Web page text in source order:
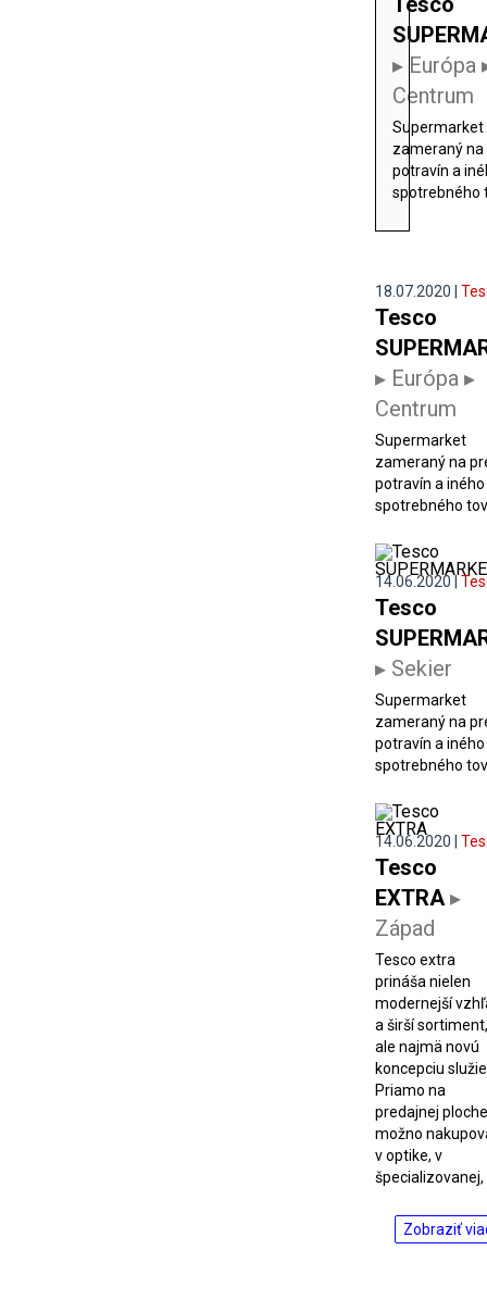
▸ Európa
Centrum
Supermarket
zameraný na
potravín a
spotrebného
18.07.2020 |
Tesco
▸ Európa ▸
Centrum
Supermarket
zameraný na
potravín a iného
spotrebného
14.06.2020 |
Tesco
▸ Sekier
Supermarket
zameraný na
potravín a iného
spotrebného
14.06.2020 |
Tesco
EXTRA▸
Západ
Tesco extra
prináša nielen
modernejší
a širší sortiment,
ale najmä novú
koncepciu
Priamo na
predajnej ploche
možno
v optike, v
špecializovanej,
Zobraziť